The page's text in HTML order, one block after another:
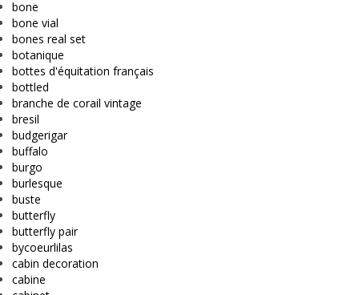
bone
bone vial
bones real set
botanique
bottes d'équitation français
bottled
branche de corail vintage
bresil
budgerigar
buffalo
burgo
burlesque
buste
butterfly
butterfly pair
bycoeurlilas
cabin decoration
cabine